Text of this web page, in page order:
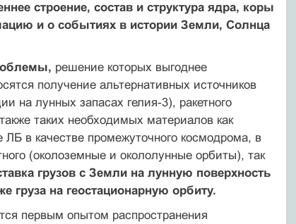
строение, состав и структура ядра, коры
и о событиях в истории Земли, Солнца
решение которых выгоднее
получение альтернативных источников
на лунных запасах гелия-3), ракетного
таких необходимых материалов как
в качестве промежуточного космодрома, в
(околоземные и окололунные орбиты), так
грузов с Земли на лунную поверхность
груза на геостационарную орбиту.
первым опытом распространения